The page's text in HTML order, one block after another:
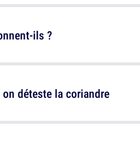
ils ?
déteste la coriandre